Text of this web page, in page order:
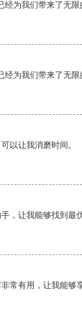
为我们带来了无限
为我们带来了无限
以让我消磨时间。
，让我能够找到最
常有用，让我能够